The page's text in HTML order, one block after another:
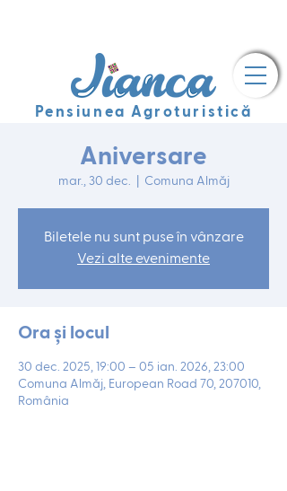
Pensiunea Agroturistică
Aniversare
mar., 30 dec. Comuna Almăj
Biletele nu sunt puse în vânzare
Vezi alte evenimente
Ora și locul
30 dec. 2025, 19:00 – 05 ian. 2026, 23:00
Comuna Almăj, European Road 70, 207010,
România